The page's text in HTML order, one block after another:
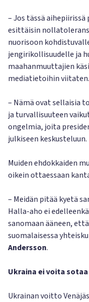
– Jos tässä
esittäisin
nuorisoon
jengirikollisuudelle ja
maahanmuuttajien
mediatietoihin viitaten.
– Nämä ovat sellaisia
ja turvallisuuteen
ongelmia, joita
julkiseen keskusteluun.
Muiden ehdokkaiden
oikein ottaessaan
– Meidän pitää kyetä
Halla-aho ei
sanomaan ääneen,
suomalaisessa
Andersson.
Ukraina ei voita
Ukrainan voitto